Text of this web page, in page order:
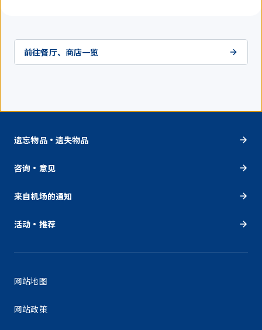
前往餐厅、商店一览
遗忘物品・遗失物品
咨询・意见
来自机场的通知
活动・推荐
网站地图
网站政策